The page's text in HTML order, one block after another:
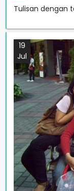
Tulisan dengan
19
Jul